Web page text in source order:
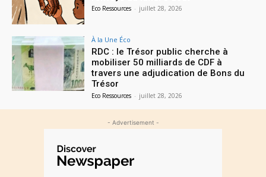
Eco Ressources - juillet 28, 2026
À la Une Éco
RDC : le Trésor public cherche à
mobiliser 50 milliards de CDF à
travers une adjudication de Bons du
Trésor
Eco Ressources - juillet 28, 2026
- Advertisement -